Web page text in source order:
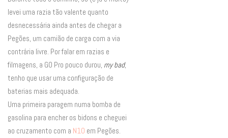
levei uma razia tão valente quanto
desnecessária ainda antes de chegar a
Pegões, um camião de carga com a via
contrária livre. Por falar em razias e
filmagens, a GO Pro pouco durou, my bad,
tenho que usar uma configuração de
baterias mais adequada.
Uma primeira paragem numa bomba de
gasolina para encher os bidons e cheguei
ao cruzamento com a N10 em Pegões.